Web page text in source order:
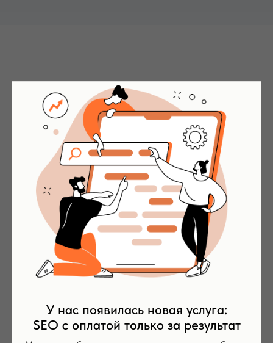
У нас появилась новая услуга:
SEO с оплатой только за результат
Результаты после запуска
сайта на Joomla
Это усредненные результаты. Чтобы
получить прогноз по трафику и бюджету
для вашей ниши, оставьте заявку в форме
ниже
-1-
Конверсия до 25%
ресурсы феноменально эффективны, их показатели
конверсии в разы выше среднерыночных.